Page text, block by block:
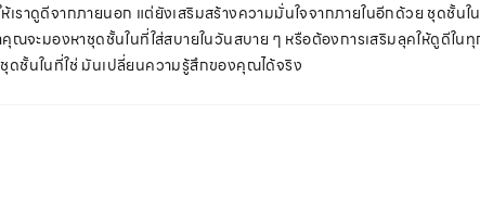
ห้เราดูดีจากภายนอก แต่ยังเสริมสร้างความมั่นใจจากภายในอีกด้วย ชุด
คุณจะมองหาชุดชั้นในที่ใส่สบายในวันสบาย ๆ หรือต้องการเสริมลุคให้ดู
ดชั้นในที่ใช่ มันเปลี่ยนความรู้สึกของคุณได้จริง